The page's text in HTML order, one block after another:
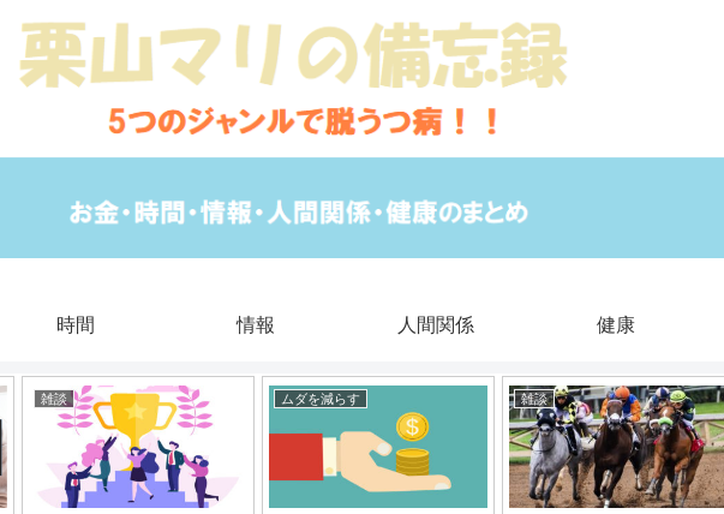
時間 情報 人間関係 健康
雑談 ムダを減らす 雑談